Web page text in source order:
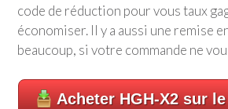
code de réduction pour vous taux
économiser. Il y a aussi une remise
beaucoup, si votre commande ne
Acheter HGH-X2 sur